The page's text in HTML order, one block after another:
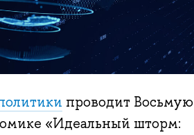
проводит Восьмую
«Идеальный шторм: